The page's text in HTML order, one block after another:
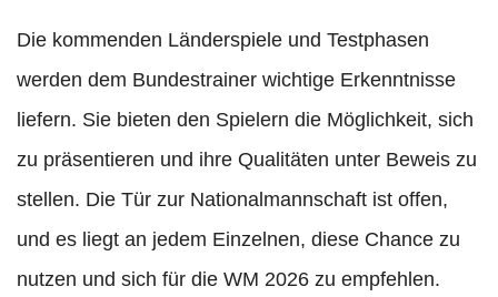
Die kommenden Länderspiele und Testphasen
werden dem Bundestrainer wichtige Erkenntnisse
liefern. Sie bieten den Spielern die Möglichkeit, sich
zu präsentieren und ihre Qualitäten unter Beweis zu
stellen. Die Tür zur Nationalmannschaft ist offen,
und es liegt an jedem Einzelnen, diese Chance zu
nutzen und sich für die WM 2026 zu empfehlen.